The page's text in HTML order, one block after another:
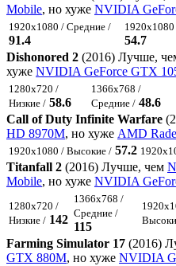
Mobile, но хуже NVIDIA
1920x1080 / Средние /
91.4 54.7
Dishonored 2 (2016) Лучше,
хуже NVIDIA GeForce GTX
1280x720 /
Низкие / 58.6
1366x768 /
Средние / 48.6
Call of Duty Infinite Warfare
HD 8970M, но хуже AMD
1920x1080 / Высокие / 57.2
Titanfall 2 (2016) Лучше, чем
Mobile, но хуже NVIDIA
1280x720 /
Низкие / 142
1366x768 /
Средние /
115
Farming Simulator 17 (2016)
GTX 880M, но хуже NVIDIA